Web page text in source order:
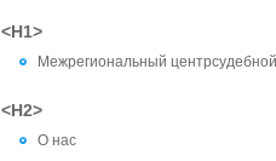
<H1>
Межрегиональный
<H2>
О нас